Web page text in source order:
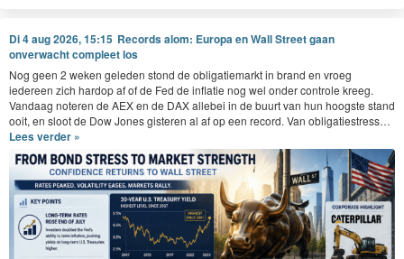
Di 4 aug 2026, 15:15 Records alom: Europa en Wall Street gaan
onverwacht compleet los
Nog geen 2 weken gele­den stond de oblig­atiemarkt in brand en vroeg
iedereen zich hardop af of de Fed de inflatie nog wel onder con­t­role kreeg.
Van­daag noteren de AEXen de DAXalle­bei in de buurt van hun hoog­ste stand
ooit, en sloot de Dow Jones gis­teren al af op een record. Van obligatiestress…
Lees verder »